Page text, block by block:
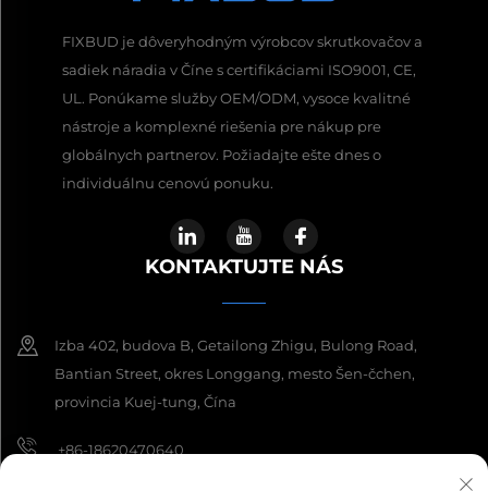
FIXBUD je dôveryhodným výrobcov skrutkovačov a
sadiek náradia v Číne s certifikáciami ISO9001, CE,
UL. Ponúkame služby OEM/ODM, vysoce kvalitné
nástroje a komplexné riešenia pre nákup pre
globálnych partnerov. Požiadajte ešte dnes o
individuálnu cenovú ponuku.
KONTAKTUJTE NÁS
Izba 402, budova B, Getailong Zhigu, Bulong Road,
Bantian Street, okres Longgang, mesto Šen-čchen,
provincia Kuej-tung, Čína
+86-18620470640